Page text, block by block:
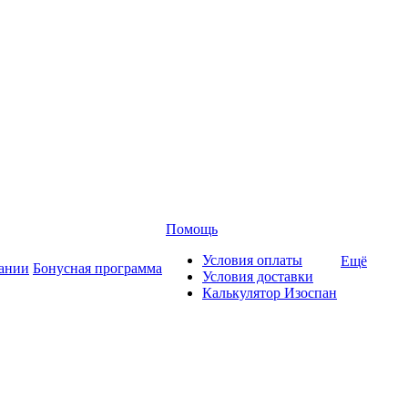
Бонусная программа
Помощь
Условия оплаты
Условия доставки
Калькулятор Изоспан
Ещё